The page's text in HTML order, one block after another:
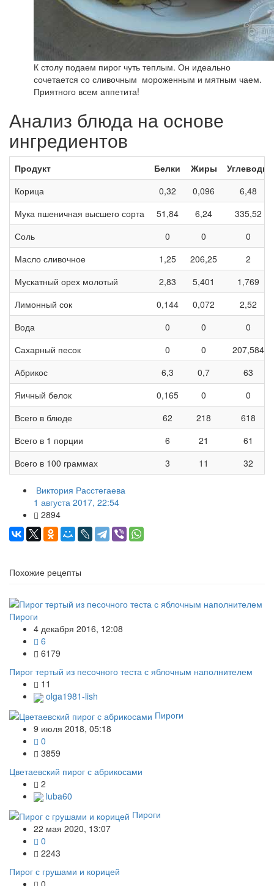
К столу подаем пирог чуть теплым. Он идеально
сочетается со сливочным мороженным и мятным чаем.
Приятного всем аппетита!
Анализ блюда на основе
ингредиентов
Продукт Белки Жиры
Углеводы
Корица
0,32 0,096
6,48
Мука пшеничная высшего сорта
51,84 6,24
335,52
Соль
0 0
0
Масло сливочное
1,25 206,25
2
Мускатный орех молотый
2,83 5,401
1,769
Лимонный сок
0,144 0,072
2,52
Вода
0 0
0
Сахарный песок
0 0
207,584
Абрикос
6,3 0,7
63
Яичный белок
0,165 0
0
Всего в блюде
62 218
618
Всего в 1 порции
6 21
61
Всего в 100 граммах
3 11 32
Виктория Расстегаева
1 августа 2017, 22:54
2894
Похожие рецепты
Пироги
4 декабря 2016, 12:08
6
6179
Пирог тертый из песочного теста с яблочным наполнителем
11
olga1981-lish
Пироги
9 июля 2018, 05:18
0
3859
Цветаевский пирог с абрикосами
2
luba60
Пироги
22 мая 2020, 13:07
0
2243
Пирог с грушами и корицей
0